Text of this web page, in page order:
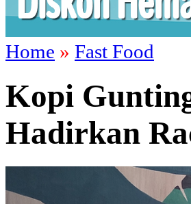
Home » Fast Food
Kopi
Hadirkan